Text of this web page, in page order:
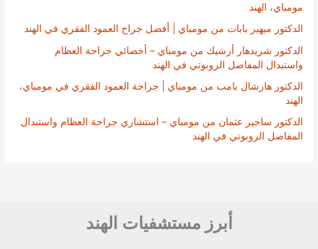
مومباي، الهند
الدكتور ميهير بابات من مومباي | أفضل جراح العمود الفقري في الهند
الدكتور شريدهار أرشيك من مومباي – أخصائي جراحة العظام
واستبدال المفاصل الروبوتي في الهند
الدكتور هارشال بامب من مومباي | جراحة العمود الفقري في مومباي،
الهند
الدكتور ساجير عثمان من مومباي – استشاري جراحة العظام واستبدال
المفاصل الروبوتي في الهند
أبرز مستشفيات الهند